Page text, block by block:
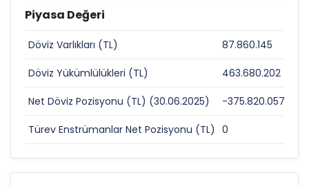
Piyasa Değeri
Döviz Varlıkları (TL) 87.860.145
Döviz Yükümlülükleri (TL) 463.680.202
Net Döviz Pozisyonu (TL) (30.06.2025) -375.820.057
Türev Enstrümanlar Net Pozisyonu (TL) 0